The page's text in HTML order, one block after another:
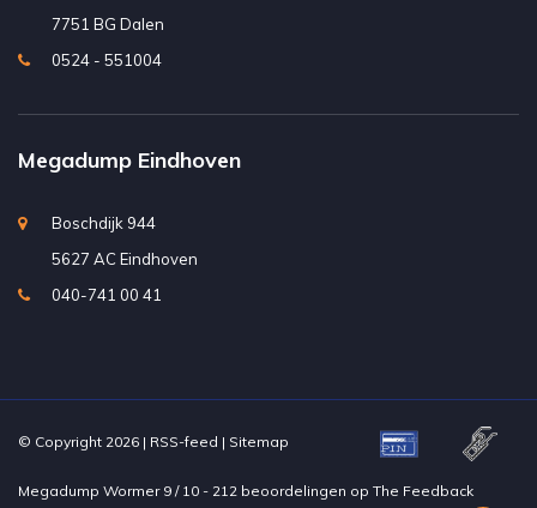
7751 BG Dalen
0524 - 551004
Megadump Eindhoven
Boschdijk 944
5627 AC Eindhoven
040-741 00 41
© Copyright 2026 | RSS-feed | Sitemap
Megadump Wormer 9 / 10 - 212 beoordelingen op The Feedback